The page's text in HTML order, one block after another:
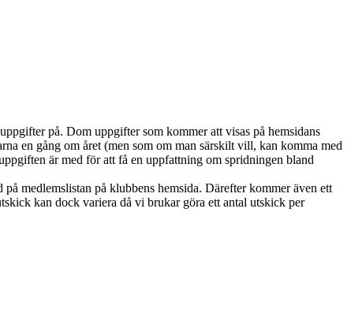
på. Dom uppgifter som kommer att visas på hemsidans
en gång om året (men som om man särskilt vill, kan komma med
är med för att få en uppfattning om spridningen bland
medlemslistan på klubbens hemsida. Därefter kommer även ett
kan dock variera då vi brukar göra ett antal utskick per